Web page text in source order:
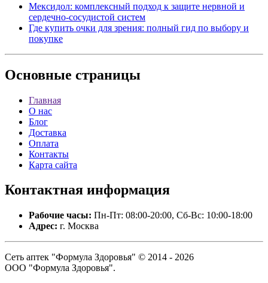
Мексидол: комплексный подход к защите нервной и
сердечно-сосудистой систем
Где купить очки для зрения: полный гид по выбору и
покупке
Основные страницы
Главная
О нас
Блог
Доставка
Оплата
Контакты
Карта сайта
Контактная информация
Рабочие часы: Пн-Пт: 08:00-20:00, Сб-Вс: 10:00-18:00
Адрес: г. Москва
Сеть аптек "Формула Здоровья" © 2014 - 2026
ООО "Формула Здоровья".